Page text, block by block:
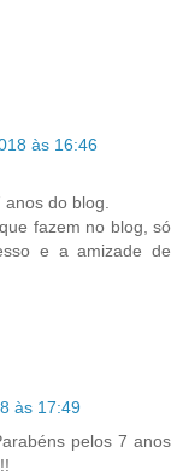
às 16:46
do blog.
fazem no blog, só
e a amizade de
às 17:49
pelos 7 anos